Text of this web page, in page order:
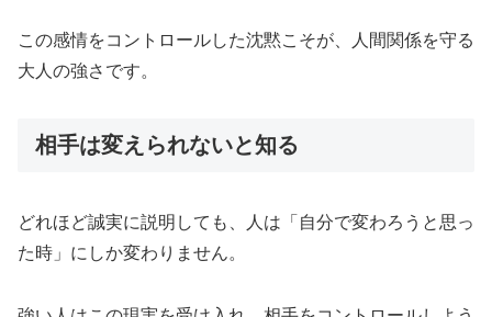
この感情をコントロールした沈黙こそが、人間関係を守る
大人の強さです。
相手は変えられないと知る
どれほど誠実に説明しても、人は「自分で変わろうと思っ
た時」にしか変わりません。